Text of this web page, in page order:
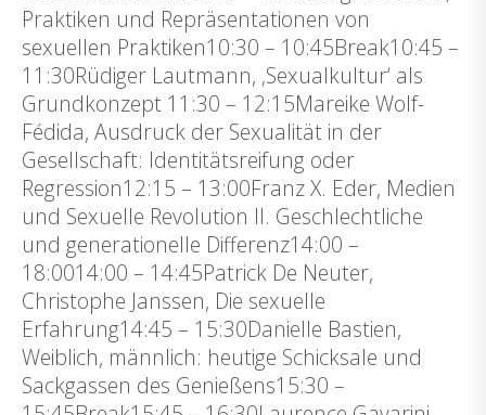
Praktiken und Repräsentationen von
sexuellen Praktiken10:30 – 10:45Break10:45 –
11:30Rüdiger Lautmann, ‚Sexualkultur‘ als
Grundkonzept 11:30 – 12:15Mareike Wolf-
Fédida, Ausdruck der Sexualität in der
Gesellschaft: Identitätsreifung oder
Regression12:15 – 13:00Franz X. Eder, Medien
und Sexuelle Revolution II. Geschlechtliche
und generationelle Differenz14:00 –
18:0014:00 – 14:45Patrick De Neuter,
Christophe Janssen, Die sexuelle
Erfahrung14:45 – 15:30Danielle Bastien,
Weiblich, männlich: heutige Schicksale und
Sackgassen des Genießens15:30 –